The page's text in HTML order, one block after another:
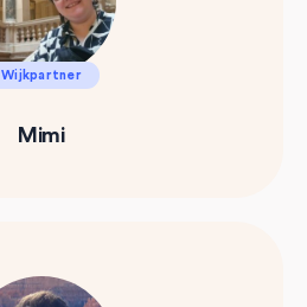
Wijkpartner
Mimi